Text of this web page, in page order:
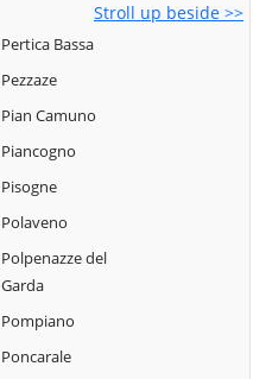
Stroll up beside >>
Pertica Bassa
Pezzaze
Pian Camuno
Piancogno
Pisogne
Polaveno
Polpenazze del
Garda
Pompiano
Poncarale